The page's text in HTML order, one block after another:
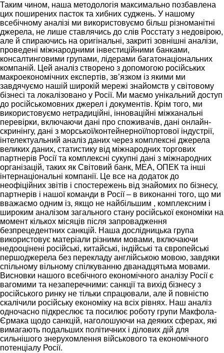
Таким чином, наша методологія максимально позбавлена
цих поширених пасток та хибних суджень. У нашому
всебічному аналізі ми використовуємо більш різноманітні
джерела, не лише ставлячись до слів Росстату з недовірою,
але й спираючись на оригінальні, закриті зовнішні аналізи,
проведені міжнародними інвестиційними банками,
консалтинговими групами, лідерами багатонаціональних
компаній. Цей аналіз створено з допомогою російських
макроекономічних експертів, зв’язком із якими ми
завдячуємо нашій широкій мережі знайомств у світовому
бізнесі та локалізовано у Росії. Ми маємо унікальний доступ
до російськомовних джерел і документів. Крім того, ми
використовуємо нетрадиційні, інноваційні міжканальні
перевірки, включаючи дані про споживачів, дані онлайн-
скринінгу, дані з морської/контейнерної/портової індустрії,
інтелектуальний аналіз даних через комплексні джерела
великих даних, статистику від міжнародних торгових
партнерів Росії та комплексні сукупні дані з міжнародних
організацій, таких як Світовий банк, МЕА, ОПЕК та інші
інтернаціональні компанії. Це все на додаток до
неофіційних звітів і спостережень від знайомих по бізнесу,
партнерів і нашої команди в Росії – в виконанні того, що ми
вважаємо одним із, якщо не найбільшим , комплексним і
широким аналізом загального стану російської економіки на
момент кількох місяців після запровадження
безпрецедентних санкцій. Наша дослідницька група
використовує матеріали різними мовами, включаючи
недооцінені російські, китайські, індійські та європейські
першоджерела без перекладу англійською мовою, завдяки
спільному вільному спілкуванню дванадцятьма мовами.
Висновки нашого всебічного економічного аналізу Росії є
вагомими та незаперечними: санкції та вихід бізнесу з
російського ринку не тільки спрацювали, але й повністю
скалічили російську економіку на всіх рівнях. Наш аналіз
одночасно підкреслює та посилює роботу групи Макфола-
Єрмака щодо санкцій, наголошуючи на деяких сферах, які
вимагають подальших політичних і ділових дій для
сильнішого знерухомлення військового та економічного
потенціалу Росії.